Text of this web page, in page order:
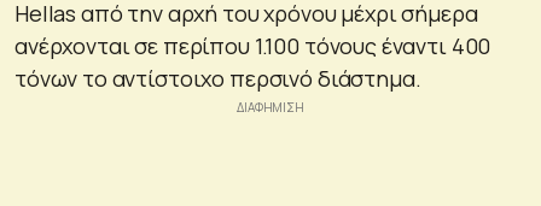
Hellas από την αρχή του χρόνου μέχρι σήμερα
ανέρχονται σε περίπου 1.100 τόνους έναντι 400
τόνων το αντίστοιχο περσινό διάστημα.